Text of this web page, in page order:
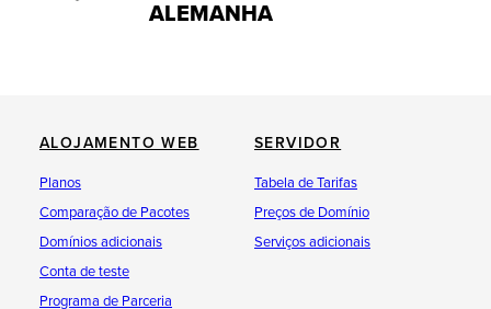
ALEMANHA
ALOJAMENTO WEB
Planos
Comparação de Pacotes
Domínios adicionais
Conta de teste
Programa de Parceria
SERVIDOR
Tabela de Tarifas
Preços de Domínio
Serviços adicionais